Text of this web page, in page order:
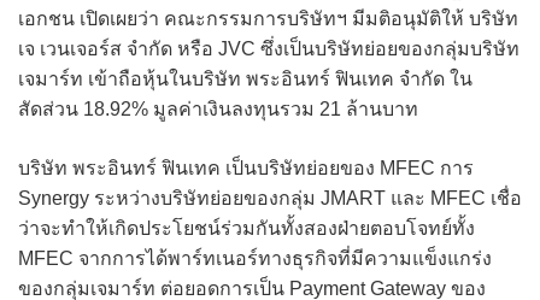
เอกชน เปิดเผยว่า คณะกรรมการบริษัทฯ มีมติอนุมัติให้ บริษัท
เจ เวนเจอร์ส จำกัด หรือ JVC ซึ่งเป็นบริษัทย่อยของกลุ่มบริษัท
เจมาร์ท เข้าถือหุ้นในบริษัท พระอินทร์ ฟินเทค จำกัด ใน
สัดส่วน 18.92% มูลค่าเงินลงทุนรวม 21 ล้านบาท
บริษัท พระอินทร์ ฟินเทค เป็นบริษัทย่อยของ MFEC การ
Synergy ระหว่างบริษัทย่อยของกลุ่ม JMART และ MFEC เชื่อ
ว่าจะทำให้เกิดประโยชน์ร่วมกันทั้งสองฝ่ายตอบโจทย์ทั้ง
MFEC จากการได้พาร์ทเนอร์ทางธุรกิจที่มีความแข็งแกร่ง
ของกลุ่มเจมาร์ท ต่อยอดการเป็น Payment Gateway ของ